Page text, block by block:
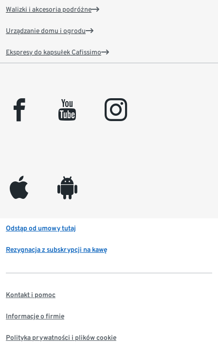
Walizki i akcesoria podróżne
Urządzanie domu i ogrodu
Ekspresy do kapsułek Cafissimo
facebook youtube instagram
appleinc android
Odstąp od umowy tutaj
Rezygnacja z subskrypcji na kawę
Kontakt i pomoc
Informacje o firmie
Polityka prywatności i plików cookie